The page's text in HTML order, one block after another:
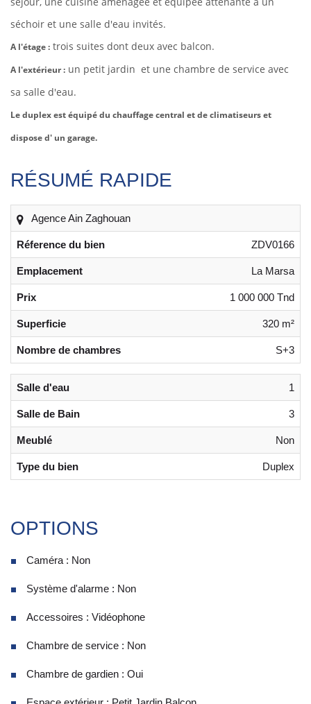
séchoir et une salle d'eau invités.
A l'étage : trois suites dont deux avec balcon.
A l'extérieur : un petit jardin et une chambre de service avec
sa salle d'eau.
Le duplex est équipé du chauffage central et de climatiseurs et
dispose d' un garage.
RÉSUMÉ RAPIDE
Agence Ain Zaghouan
Réference du bien ZDV0166
Emplacement La Marsa
Prix 1 000 000 Tnd
Superficie 320 m²
Nombre de chambres S+3
Salle d'eau 1
Salle de Bain 3
Meublé Non
Type du bien Duplex
OPTIONS
Caméra : Non
Système d'alarme : Non
Accessoires : Vidéophone
Chambre de service : Non
Chambre de gardien : Oui